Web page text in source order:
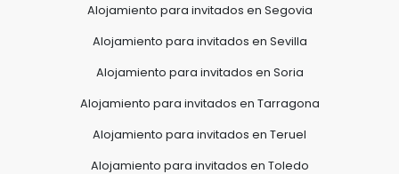
Alojamiento para invitados en Segovia
Alojamiento para invitados en Sevilla
Alojamiento para invitados en Soria
Alojamiento para invitados en Tarragona
Alojamiento para invitados en Teruel
Alojamiento para invitados en Toledo